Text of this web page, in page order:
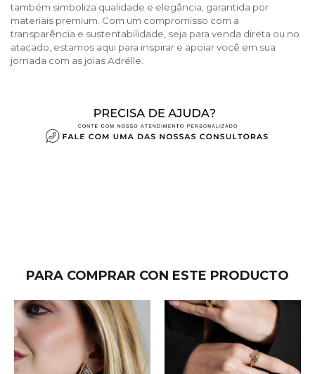
também simboliza qualidade e elegância, garantida por
materiais premium. Com um compromisso com a
transparência e sustentabilidade, seja para venda direta ou no
atacado, estamos aqui para inspirar e apoiar você em sua
jornada com as joias Adrélle.
PARA COMPRAR CON ESTE PRODUCTO